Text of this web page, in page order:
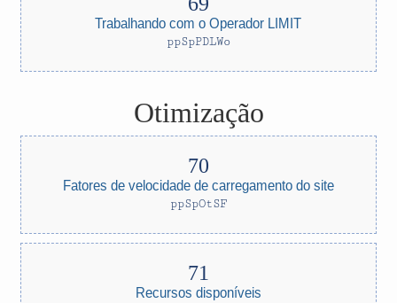
Trabalhando com o Operador LIMIT
ppSpPDLWo
Otimização
Fatores de velocidade de carregamento do site
ppSpOtSF
Recursos disponíveis